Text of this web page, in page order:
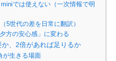
では使えない（一次情報で明
5世代の差を日常に翻訳）
方の安心感」に変わる
、2倍があれば足りるか
が生きる場面